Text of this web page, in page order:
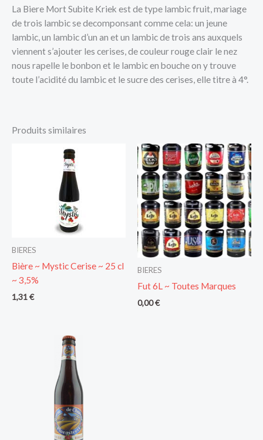
La Biere Mort Subite Kriek est de type lambic fruit, mariage
de trois lambic se decomponsant comme cela: un jeune
lambic, un lambic d’un an et un lambic de trois ans auxquels
viennent s’ajouter les cerises, de couleur rouge clair le nez
nous rapelle le bonbon et le lambic en bouche on y trouve
toute l’acidité du lambic et le sucre des cerises, elle titre à 4°.
Produits similaires
BIERES
Bière ~ Mystic Cerise ~ 25 cl
~ 3,5%
1,31€
BIERES
Fut 6L ~ Toutes Marques
0,00€